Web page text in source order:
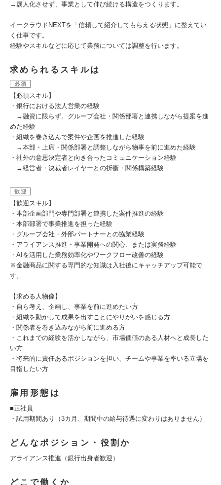
→属人化させず、事業として伸び続ける構造をつくります。
イークラウドNEXTを「信頼して紹介してもらえる状態」に整えてい
く仕事です。
経験やスキルなどに応じて業務については調整を行います。
求められるスキルは
必須
【必須スキル】
・銀行における法人営業の経験
→融資に限らず。グループ会社・関係部署と連携しながら提案を進
めた経験
・組織を巻き込んで案件や企画を推進した経験
→本部・上席・関係部署と調整しながら物事を前に進めた経験
・社外の意思決定者と向き合ったコミュニケーション経験
→経営者・決裁者レイヤーとの折衝・関係構築経験
歓迎
【歓迎スキル】
・本部企画部門や専門部署と連携した案件推進の経験
・本部部署で事業推進を担った経験
・グループ会社・外部パートナーとの協業経験
・アライアンス推進・事業開発への関心、または実務経験
・AIを活用した業務効率化やワークフロー改善の経験
※金融商品に関する専門的な知識は入社後にキャッチアップ可能で
す。
【求める人物像】
・自ら考え、企画し、事業を前に進めたい方
・組織を動かして成果を出すことにやりがいを感じる方
・関係者を巻き込みながら前に進める方
・これまでの経験を活かしながら、市場価値のある人材へと成長した
い方
・将来的に責任あるポジションを担い、チームや事業を率いる立場を
目指したい方
雇用形態は
■正社員
・試用期間あり（3カ月、期間中の給与待遇に変わりはありません）
どんなポジション・役割か
アライアンス推進（銀行出身者歓迎）
どこで働くか